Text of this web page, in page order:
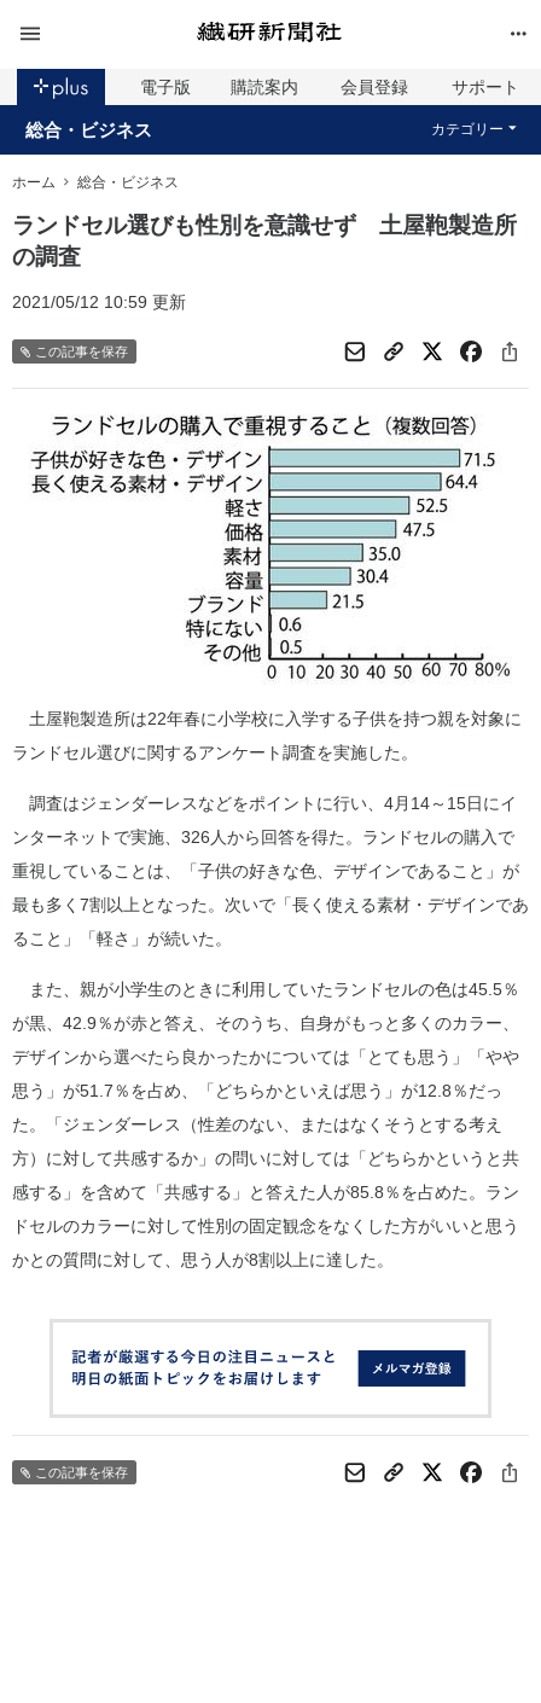
電子版 購読案内 会員登録 サポート
総合・ビジネス カテゴリー
ホーム 総合・ビジネス
ランドセル選びも性別を意識せず 土屋鞄製造所
の調査
2021/05/12 10:59 更新
この記事を保存
土屋鞄製造所は22年春に小学校に入学する子供を持つ親を対象に
ランドセル選びに関するアンケート調査を実施した。
調査はジェンダーレスなどをポイントに行い、4月14～15日にイ
ンターネットで実施、326人から回答を得た。ランドセルの購入で
重視していることは、「子供の好きな色、デザインであること」が
最も多く7割以上となった。次いで「長く使える素材・デザインであ
ること」「軽さ」が続いた。
また、親が小学生のときに利用していたランドセルの色は45.5％
が黒、42.9％が赤と答え、そのうち、自身がもっと多くのカラー、
デザインから選べたら良かったかについては「とても思う」「やや
思う」が51.7％を占め、「どちらかといえば思う」が12.8％だっ
た。「ジェンダーレス（性差のない、またはなくそうとする考え
方）に対して共感するか」の問いに対しては「どちらかというと共
感する」を含めて「共感する」と答えた人が85.8％を占めた。ラン
ドセルのカラーに対して性別の固定観念をなくした方がいいと思う
かとの質問に対して、思う人が8割以上に達した。
この記事を保存